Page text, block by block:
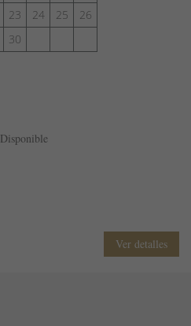
23 24 25
26
30
Disponible
Ver detalles